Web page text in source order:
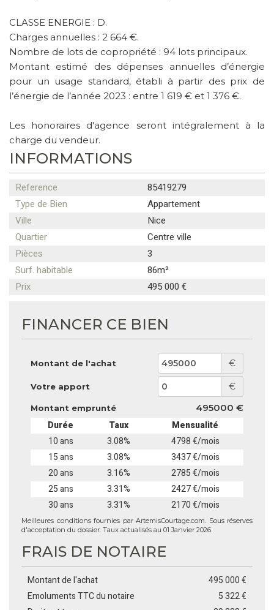
CLASSE ENERGIE : D.
Charges annuelles : 2 664 €.
Nombre de lots de copropriété : 94 lots principaux.
Montant estimé des dépenses annuelles d’énergie
pour un usage standard, établi à partir des prix de
l’énergie de l’année 2023 : entre 1 619 € et 1 376 €.
Les honoraires d'agence seront intégralement à la
charge du vendeur.
INFORMATIONS
Reference
85419279
Type de Bien
Appartement
Ville
Nice
Quartier
Centre ville
Pièces
3
Surf. habitable
86m²
Prix
495 000 €
FINANCER CE BIEN
Montant de l'achat €
Votre apport €
Montant emprunté 495000 €
Durée Taux
Mensualité
10 ans
3.08%
4798 €/mois
15 ans
3.08%
3437 €/mois
20 ans
3.16%
2785 €/mois
25 ans
3.31%
2427 €/mois
30 ans
3.31% 2170 €/mois
Meilleures conditions fournies par ArtemisCourtage.com. Sous réserves
d'acceptation du dossier. Taux actualisés au 01 Janvier 2026.
FRAIS DE NOTAIRE
Montant de l'achat
495 000 €
Emoluments TTC du notaire
5 322 €